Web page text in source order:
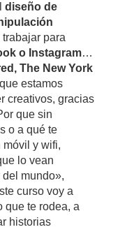
diseño de
para
o Instagram…
The New York
estamos
creativos, gracias
que sin
o a qué te
móvil y wifi,
lo vean
mundo»,
curso voy a
que te rodea, a
historias